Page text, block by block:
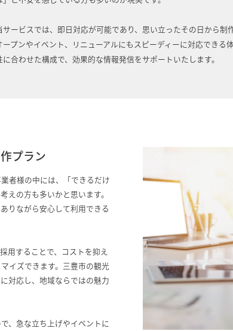
サービスでは、即日対応が可能であり、思い立ったその日から制
ープンやイベント、リニューアルにもスピーディーに対応できる
に合わせた構成で、効果的な情報発信をサポートいたします。
プラン
者様の中には、「できるだけ
えの方も多いかと思います。
りながら安心して利用できる
用することで、コストを抑え
イズできます。三豊市の観光
対応し、地域ならではの魅力
、急な立ち上げやイベントに